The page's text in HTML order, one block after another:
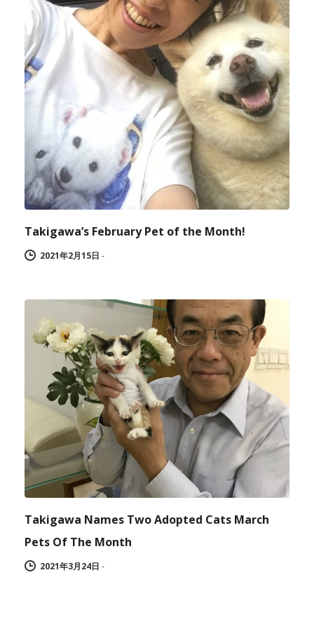
Takigawa’s February Pet of the Month!
2021年2月15日 -
Takigawa Names Two Adopted Cats March
Pets Of The Month
2021年3月24日 -